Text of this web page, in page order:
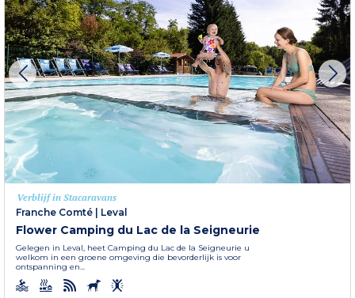
Verblijf in Stacaravans
Franche Comté
Leval
Flower Camping du Lac de la Seigneurie
Gelegen in Leval, heet Camping du Lac de la Seigneurie u
welkom in een groene omgeving die bevorderlijk is voor
ontspanning en...